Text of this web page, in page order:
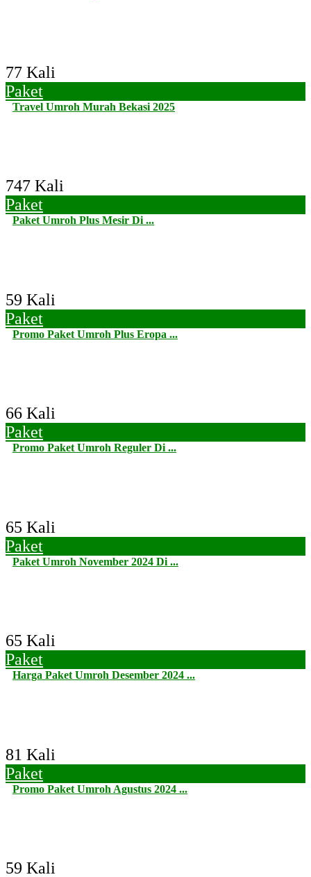
77 Kali
Paket
Travel Umroh Murah Bekasi 2025
747 Kali
Paket
Paket Umroh Plus Mesir Di ...
59 Kali
Paket
Promo Paket Umroh Plus Eropa ...
66 Kali
Paket
Promo Paket Umroh Reguler Di ...
65 Kali
Paket
Paket Umroh November 2024 Di ...
65 Kali
Paket
Harga Paket Umroh Desember 2024 ...
81 Kali
Paket
Promo Paket Umroh Agustus 2024 ...
59 Kali